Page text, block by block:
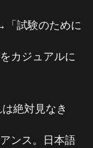
「試験のために
カジュアルに
絶対見なき
ンス。日本語